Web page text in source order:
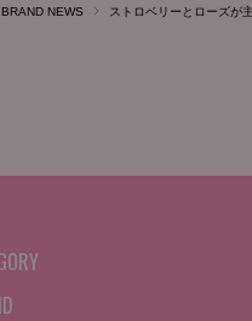
BRAND NEWS ストロベリーとローズが